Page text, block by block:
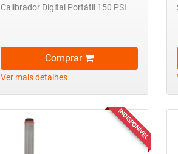
Calibrador Digital Portátil 150 PSI
Comprar
Ver mais detalhes
INDISPONÍVEL